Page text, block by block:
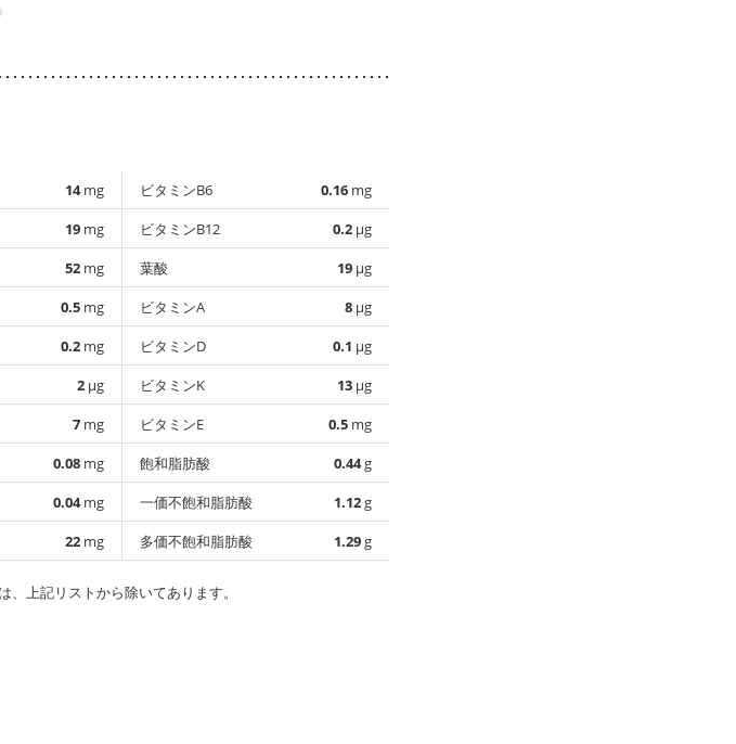
14mg
19 mg
52 mg
0.5 mg
0.2 mg
2 µg
7 mg
0.08 mg
0.04mg
22 mg
ビタミンB6 0.16 mg
ビタミンB12
0.2 µg
葉酸
19 µg
ビタミンA
8 µg
ビタミンD
0.1 µg
ビタミンK
13 µg
ビタミンE
0.5 mg
飽和脂肪酸
0.44g
一価不飽和脂肪酸
1.12g
多価不飽和脂肪酸
1.29g
上記リストから除いてあります。